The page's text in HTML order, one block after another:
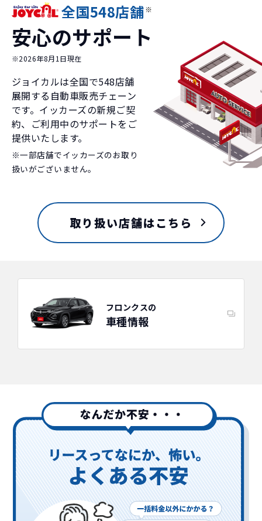
全国548店舗※
安心のサポート
※2026年8月1日現在
ジョイカルは全国で548店舗
展開する自動車販売チェーン
です。イッカーズの新規ご契
約、ご利用中のサポートをご
提供いたします。
※一部店舗でイッカーズのお取り
扱いがございません。
取り扱い店舗はこちら
フロンクスの
車種情報